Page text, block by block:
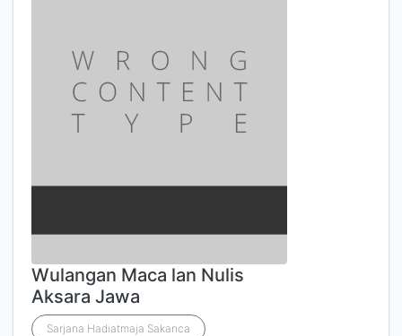
Wulangan Maca lan Nulis
Aksara Jawa
Sarjana Hadiatmaja Sakanca